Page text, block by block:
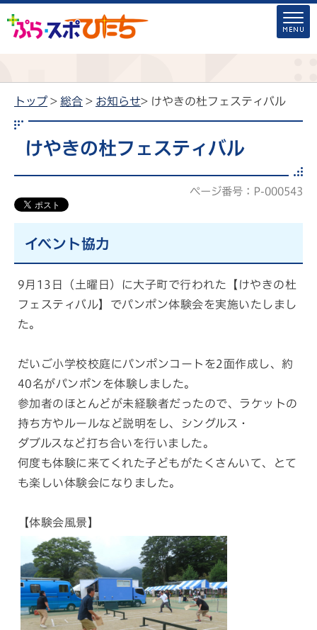
トップ > 総合 > お知らせ> けやきの杜フェスティバル
けやきの杜フェスティバル
ページ番号：P-000543
イベント協力
9月13日（土曜日）に大子町で行われた【けやきの杜
フェスティバル】でパンポン体験会を実施いたしまし
た。
だいご小学校校庭にパンポンコートを2面作成し、約
40名がパンポンを体験しました。
参加者のほとんどが未経験者だったので、ラケットの
持ち方やルールなど説明をし、シングルス・
ダブルスなど打ち合いを行いました。
何度も体験に来てくれた子どもがたくさんいて、とて
も楽しい体験会になりました。
【体験会風景】